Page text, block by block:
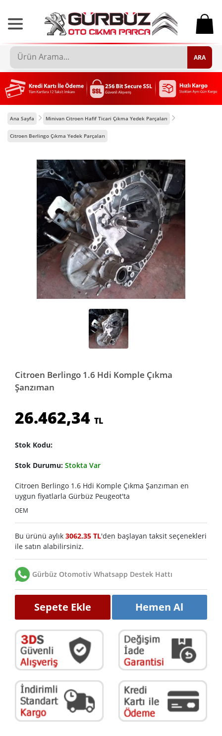
0
ARA
Ana Sayfa Minivan Citroen Hafif Ticari Çıkma Yedek Parçaları
Citroen Berlingo Çıkma Yedek Parçaları
Citroen Berlingo 1.6 Hdi Komple Çıkma
Şanzıman
26.462,34 TL
Stok Kodu:
Stok Durumu: Stokta Var
Citroen Berlingo 1.6 Hdi Komple Çıkma Şanzıman en
uygun fiyatlarla Gürbüz Peugeot'ta
OEM
Bu ürünü aylık 3062.35 TL'den başlayan taksit seçenekleri
ile satın alabilirsiniz.
Gürbüz Otomotiv Whatsapp Destek Hattı
Sepete Ekle Hemen Al